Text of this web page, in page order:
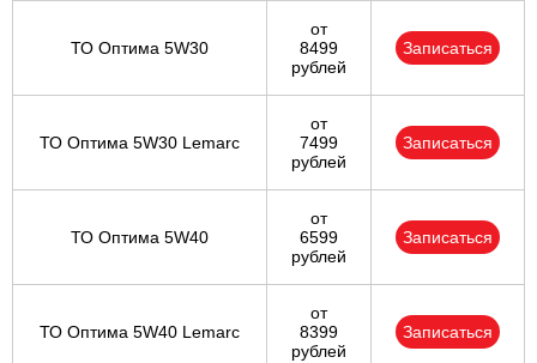
ТО Оптима 5W30
от
8499
рублей
Записаться
ТО Оптима 5W30 Lemarc
от
7499
рублей
Записаться
ТО Оптима 5W40
от
6599
рублей
Записаться
ТО Оптима 5W40 Lemarc
от
8399
рублей
Записаться